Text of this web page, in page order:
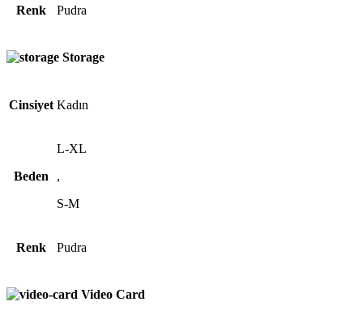
Renk Pudra
Storage
Cinsiyet Kadın
Beden
L-XL
,
S-M
Renk Pudra
Video Card